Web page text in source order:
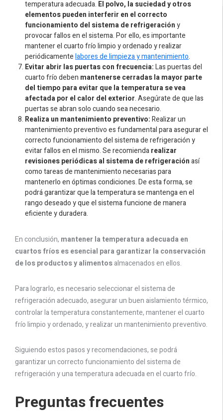
temperatura adecuada. El polvo, la suciedad y otros
elementos pueden interferir en el correcto
funcionamiento del sistema de refrigeracióny
provocar fallos en el sistema. Por ello, es importante
mantener el cuarto frío limpio y ordenado y realizar
periódicamentelabores de limpieza y mantenimiento.
Evitar abrir las puertas con frecuencia:Las puertas del
cuarto frío deben mantenerse cerradas la mayor parte
del tiempo para evitar que la temperatura se vea
afectada por el calor del exterior. Asegúrate de que las
puertas se abran solo cuando sea necesario.
Realiza un mantenimiento preventivo:Realizar un
mantenimiento preventivo es fundamental para asegurar el
correcto funcionamiento del sistema de refrigeración y
evitar fallos en el mismo. Se recomiendarealizar
revisiones periódicas al sistema de refrigeraciónasí
como tareas de mantenimiento necesarias para
mantenerlo en óptimas condiciones. De esta forma, se
podrá garantizar que la temperatura se mantenga en el
rango deseado y que el sistema funcione de manera
eficiente y duradera.
En conclusión, mantener la temperatura adecuada en
cuartos fríos es esencial para garantizar la conservación
de los productos y alimentosalmacenados en ellos.
Para lograrlo, es necesario seleccionar el sistema de
refrigeración adecuado, asegurar un buen aislamiento térmico,
controlar la temperatura constantemente, mantener el cuarto
frío limpio y ordenado, y realizar un mantenimiento preventivo.
Siguiendo estos pasos y recomendaciones, se podrá
garantizar un correcto funcionamiento del sistema de
refrigeración y una temperatura adecuada en el cuarto frío.
Preguntas frecuentes